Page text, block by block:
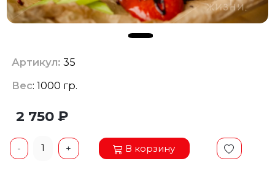
Артикул: 35
Вес: 1000 гр.
2 750 ₽
- 1 + В корзину